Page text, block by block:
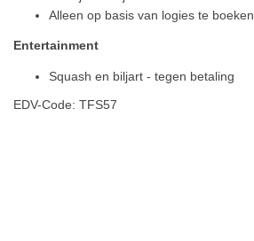
Alleen op basis van logies te boeken
Entertainment
Squash en biljart - tegen betaling
EDV-Code: TFS57